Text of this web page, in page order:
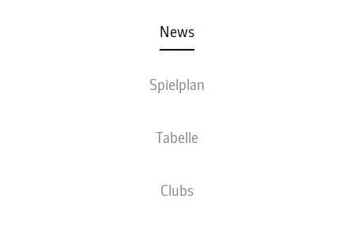
News
Spielplan
Tabelle
Clubs
Marie-Louise Eta freut sich über ihren historischen Erfolg